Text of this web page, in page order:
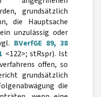
grundsätzlich
die Hauptsache
unzulässig oder
BVerfGE 89, 38
<122>; stRspr). Ist
offen, so
grundsätzlich
die